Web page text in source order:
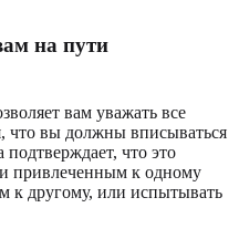
на пути
вам уважать все
что вы должны вписываться
что это
привлеченным к одному
к другому, или испытывать